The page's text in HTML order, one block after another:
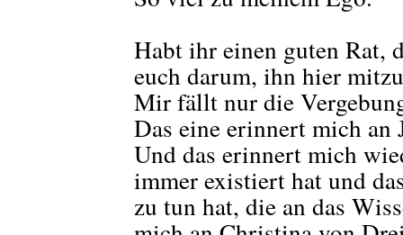
Habt ihr einen guten Rat,
euch darum, ihn hier
Mir fällt nur die
Das eine erinnert mich an
Und das erinnert mich
immer existiert hat und
zu tun hat, die an das